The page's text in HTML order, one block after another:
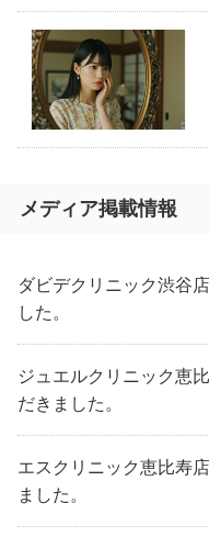
メディア掲載情報
ダビデクリニック渋谷
した。
ジュエルクリニック恵
だきました。
エスクリニック恵比寿
ました。